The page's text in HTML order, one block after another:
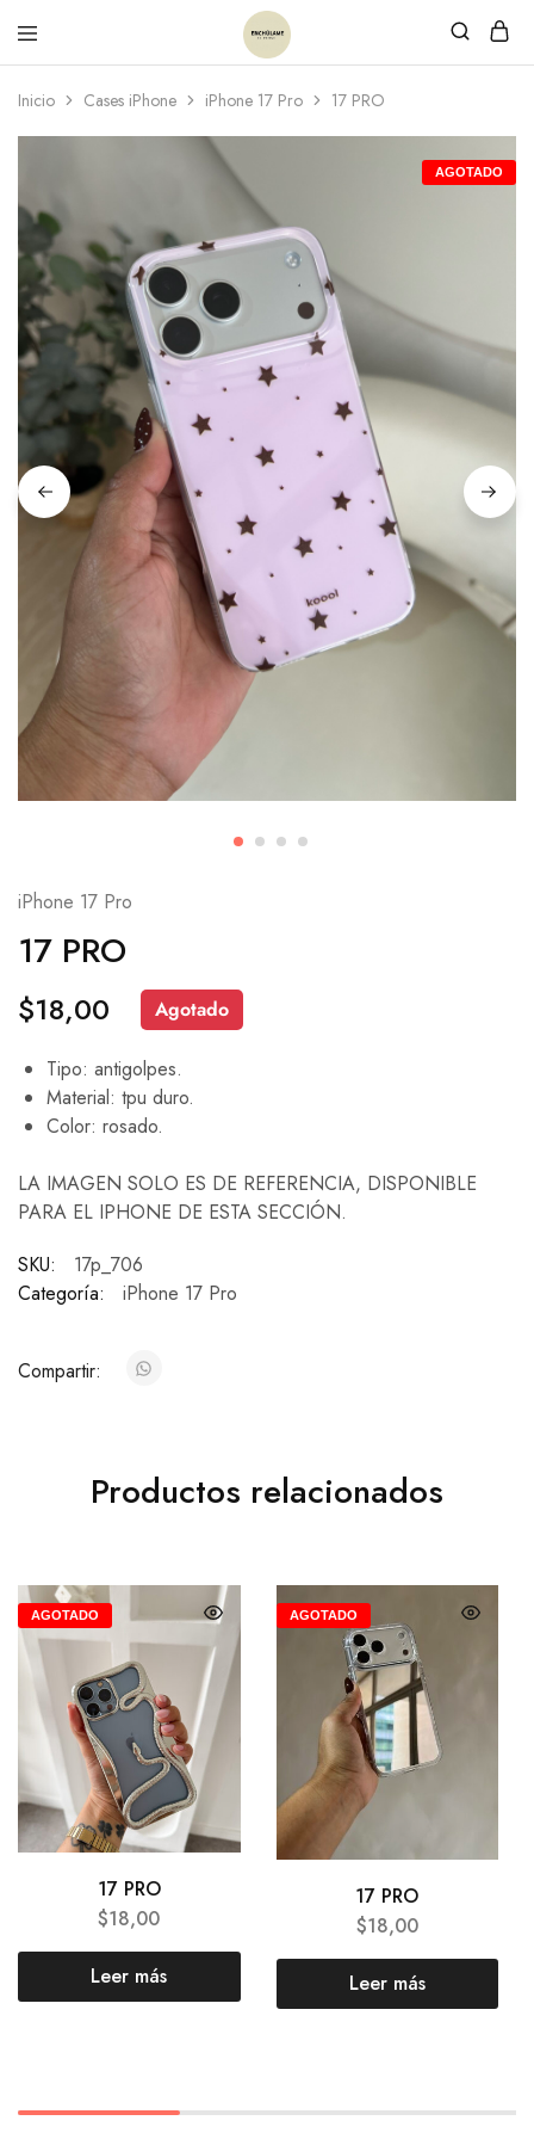
Inicio Cases iPhone iPhone 17 Pro 17 PRO
AGOTADO
iPhone 17 Pro
17 PRO
$18,00 Agotado
Tipo: antigolpes.
Material: tpu duro.
Color: rosado.
LA IMAGEN SOLO ES DE REFERENCIA, DISPONIBLE
PARA EL IPHONE DE ESTA SECCIÓN.
SKU:
17p_706
Categoría:
iPhone 17 Pro
Compartir:
Productos relacionados
AGOTADO
17 PRO
$18,00
Leer más
AGOTADO
17 PRO
$18,00
Leer más